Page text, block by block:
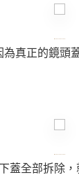
真正的鏡頭
蓋全部拆除，